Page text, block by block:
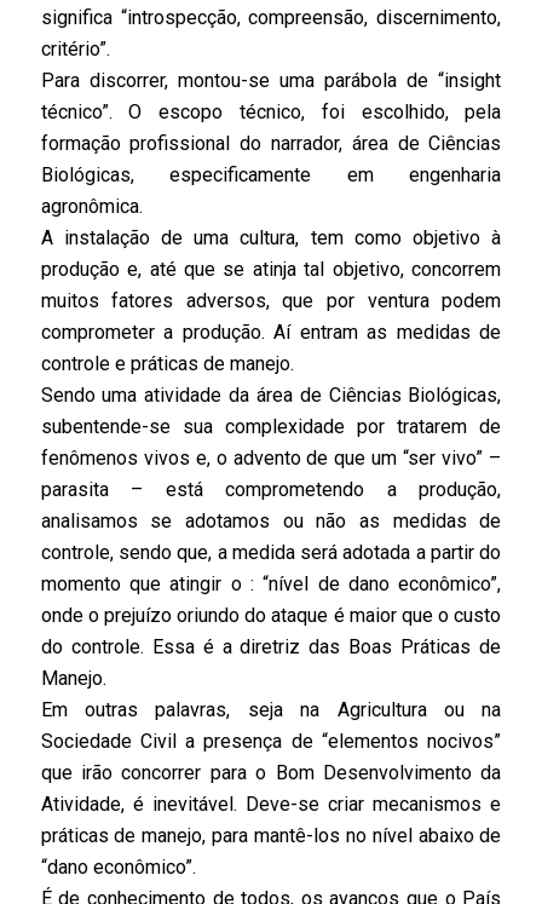
significa “introspecção, compreensão, discernimento,
critério”.
Para discorrer, montou-se uma parábola de “insight
técnico”. O escopo técnico, foi escolhido, pela
formação profissional do narrador, área de Ciências
Biológicas, especificamente em engenharia
agronômica.
A instalação de uma cultura, tem como objetivo à
produção e, até que se atinja tal objetivo, concorrem
muitos fatores adversos, que por ventura podem
comprometer a produção. Aí entram as medidas de
controle e práticas de manejo.
Sendo uma atividade da área de Ciências Biológicas,
subentende-se sua complexidade por tratarem de
fenômenos vivos e, o advento de que um “ser vivo” –
parasita – está comprometendo a produção,
analisamos se adotamos ou não as medidas de
controle, sendo que, a medida será adotada a partir do
momento que atingir o : “nível de dano econômico”,
onde o prejuízo oriundo do ataque é maior que o custo
do controle. Essa é a diretriz das Boas Práticas de
Manejo.
Em outras palavras, seja na Agricultura ou na
Sociedade Civil a presença de “elementos nocivos”
que irão concorrer para o Bom Desenvolvimento da
Atividade, é inevitável. Deve-se criar mecanismos e
práticas de manejo, para mantê-los no nível abaixo de
“dano econômico”.
É de conhecimento de todos, os avanços que o País